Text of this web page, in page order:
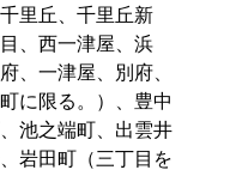
里丘、千里丘新
、西一津屋、浜
、一津屋、別府、
に限る。）、豊中
池之端町、出雲井
岩田町（三丁目を